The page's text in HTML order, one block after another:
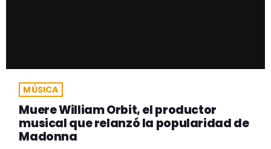
MÚSICA
Muere William Orbit, el productor
musical que relanzó la popularidad de
Madonna